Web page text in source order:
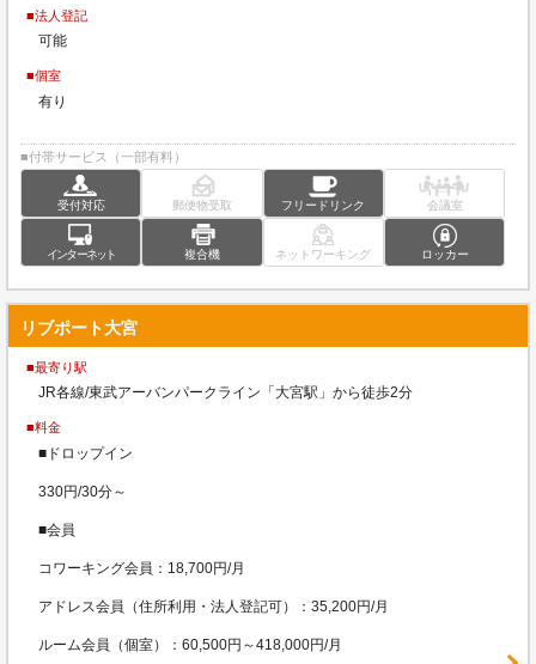
■法人登記
可能
■個室
有り
■付帯サービス（一部有料）
受付対応 郵便物受取 フリードリンク 会議室
インターネット 複合機 ネットワーキング ロッカー
リブポート大宮
■最寄り駅
JR各線/東武アーバンパークライン「大宮駅」から徒歩2分
■料金
■ドロップイン
330円/30分～
■会員
コワーキング会員：18,700円/月
アドレス会員（住所利用・法人登記可）：35,200円/月
ルーム会員（個室）：60,500円～418,000円/月